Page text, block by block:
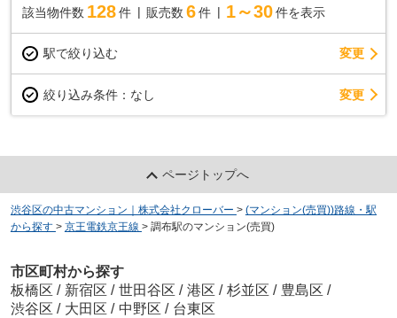
該当物件数 128件 販売数 6 件 1～30 件を表示
駅で絞り込む 変更
絞り込み条件： なし 変更
ページトップへ
渋谷区の中古マンション｜株式会社クローバー > (マンション(売買))路線・駅
から探す > 京王電鉄京王線 > 調布駅のマンション(売買)
市区町村から探す
板橋区 / 新宿区 / 世田谷区 / 港区 / 杉並区 / 豊島区 /
渋谷区 / 大田区 / 中野区 / 台東区